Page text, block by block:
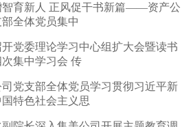
智育新人 正风促干书新篇——资产公
全体党员集中
党委理论学习中心组扩大会暨读书
集中学习会 传
司党支部全体党员学习贯彻习近平新
特色社会主义思